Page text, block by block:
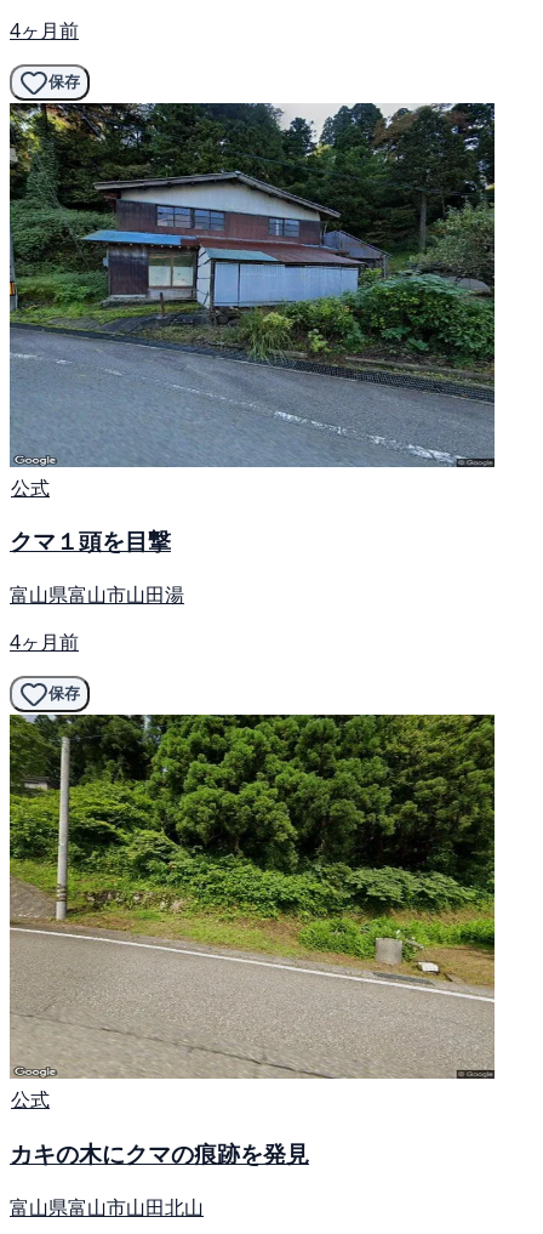
4ヶ月前
保存
公式
クマ１頭を目撃
富山県富山市山田湯
4ヶ月前
保存
公式
カキの木にクマの痕跡を発見
富山県富山市山田北山